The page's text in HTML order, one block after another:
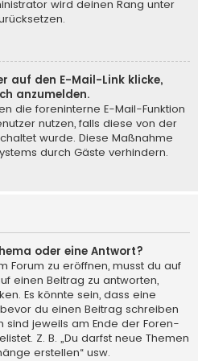
wird deinen Rang unter
auf den E-Mail-Link klicke,
anzumelden.
die foreninterne E-Mail-Funktion
nutzen, falls diese von der
wurde. Diese Maßnahme
durch Gäste verhindern.
oder eine Antwort?
Forum zu eröffnen, musst du auf
einen Beitrag zu antworten,
Es könnte sein, dass eine
du einen Beitrag schreiben
sind jeweils am Ende der Foren-
Z. B. „Du darfst neue Themen
erstellen“ usw.